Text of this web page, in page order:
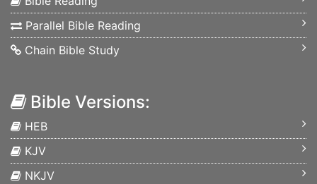
Parallel Bible Reading
Chain Bible Study
Bible Versions:
HEB
KJV
NKJV